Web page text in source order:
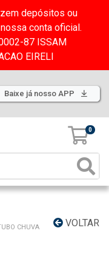
depósitos ou
conta oficial.
87 ISSAM
EIRELI
Baixe já nosso APP
0
VOLTAR
CHUVA